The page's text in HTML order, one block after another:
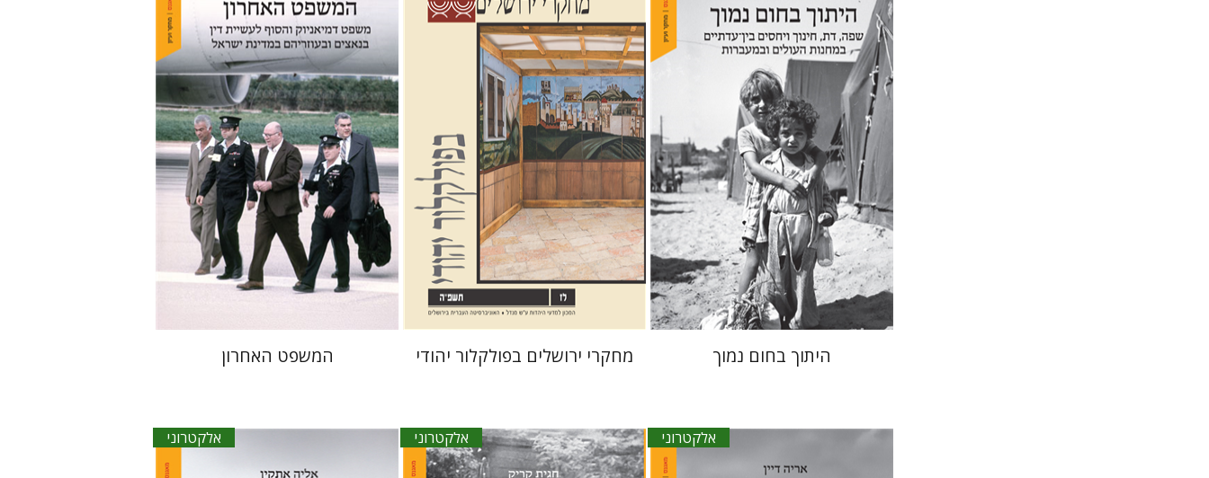
הילה שלם בהרד
הנחת אתר ספר אלקטרוני
$30
היתוך בחום נמוך
גלית חזן-רוקם הגר סלמון
צבר
הנחת אתר ספר אלקטרוני
$23
מחקרי ירושלים בפולקלור יהודי
יהודית דורי דסטון
הנחת אתר ספר אלקטרוני
$30
המשפט האחרון
אלקטרוני אלקטרוני אלקטרוני